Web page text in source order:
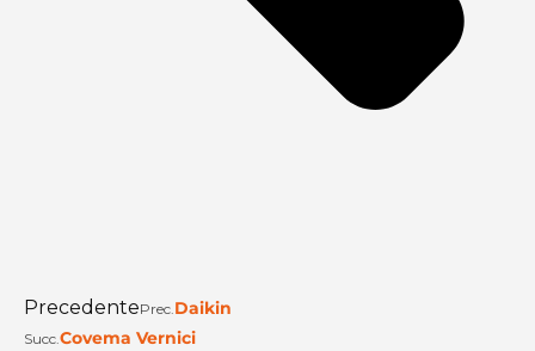
PrecedentePrec.Daikin
Succ.Covema Vernici